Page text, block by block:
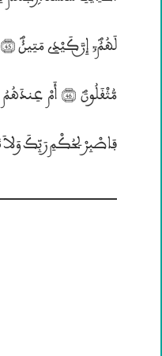
فَاصْبِرْ لِحُكْمِ رَبِّكَ وَلاَ